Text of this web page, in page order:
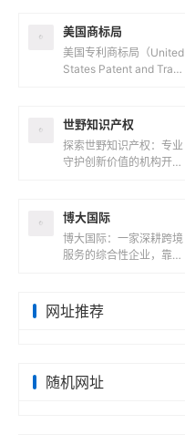
日本国内...
美国商标局
美国专利商标局（United
States Patent and Trade
世野知识产权
探索世野知识产权：专业
守护创新价值的机构开
领域，世野知识产权正以
专业化服务守...
博大国际
博大国际：一家深耕跨境
服务的综合性企业，靠谱
境扩张与个人海外资产配
置需求激增...
网址推荐
随机网址